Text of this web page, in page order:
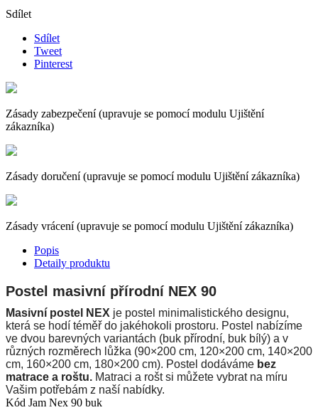
Sdílet
Sdílet
Tweet
Pinterest
Zásady zabezpečení (upravuje se pomocí modulu Ujištění
zákazníka)
Zásady doručení (upravuje se pomocí modulu Ujištění zákazníka)
Zásady vrácení (upravuje se pomocí modulu Ujištění zákazníka)
Popis
Detaily produktu
Postel masivní přírodní NEX 90
Masivní postel NEX je postel minimalistického designu,
která se hodí téměř do jakéhokoli prostoru. Postel nabízíme
ve dvou barevných variantách (buk přírodní, buk bílý) a v
různých rozměrech lůžka (90×200 cm, 120×200 cm, 140×200
cm, 160×200 cm, 180×200 cm). Postel dodáváme bez
matrace a roštu. Matraci a rošt si můžete vybrat na míru
Vašim potřebám z naší nabídky.
Kód Jam Nex 90 buk